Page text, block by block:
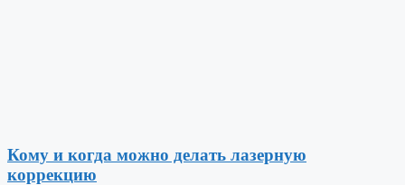
Кому и когда можно делать лазерную
коррекцию